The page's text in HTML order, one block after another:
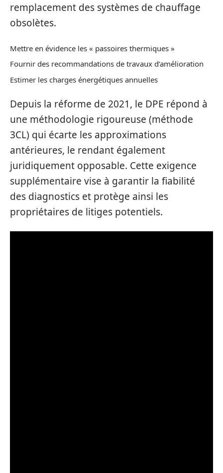
remplacement des systèmes de chauffage
obsolètes.
Mettre en évidence les « passoires thermiques »
Fournir des recommandations de travaux d’amélioration
Estimer les charges énergétiques annuelles
Depuis la réforme de 2021, le DPE répond à
une méthodologie rigoureuse (méthode
3CL) qui écarte les approximations
antérieures, le rendant également
juridiquement opposable. Cette exigence
supplémentaire vise à garantir la fiabilité
des diagnostics et protège ainsi les
propriétaires de litiges potentiels.